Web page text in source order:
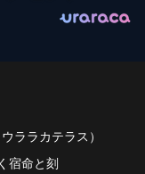
ララカテラス ）
宿命と刻